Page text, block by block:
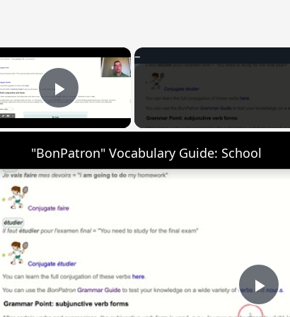
×
Play Video
Play
"BonPatron" Vocabulary Guide: School